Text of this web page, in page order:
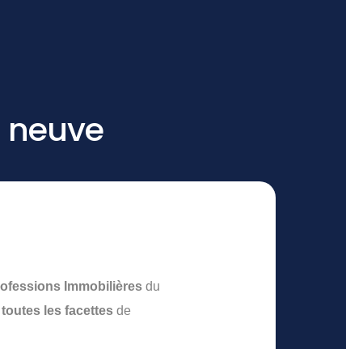
neuve
Immobilièresdu
toutes les facettesde